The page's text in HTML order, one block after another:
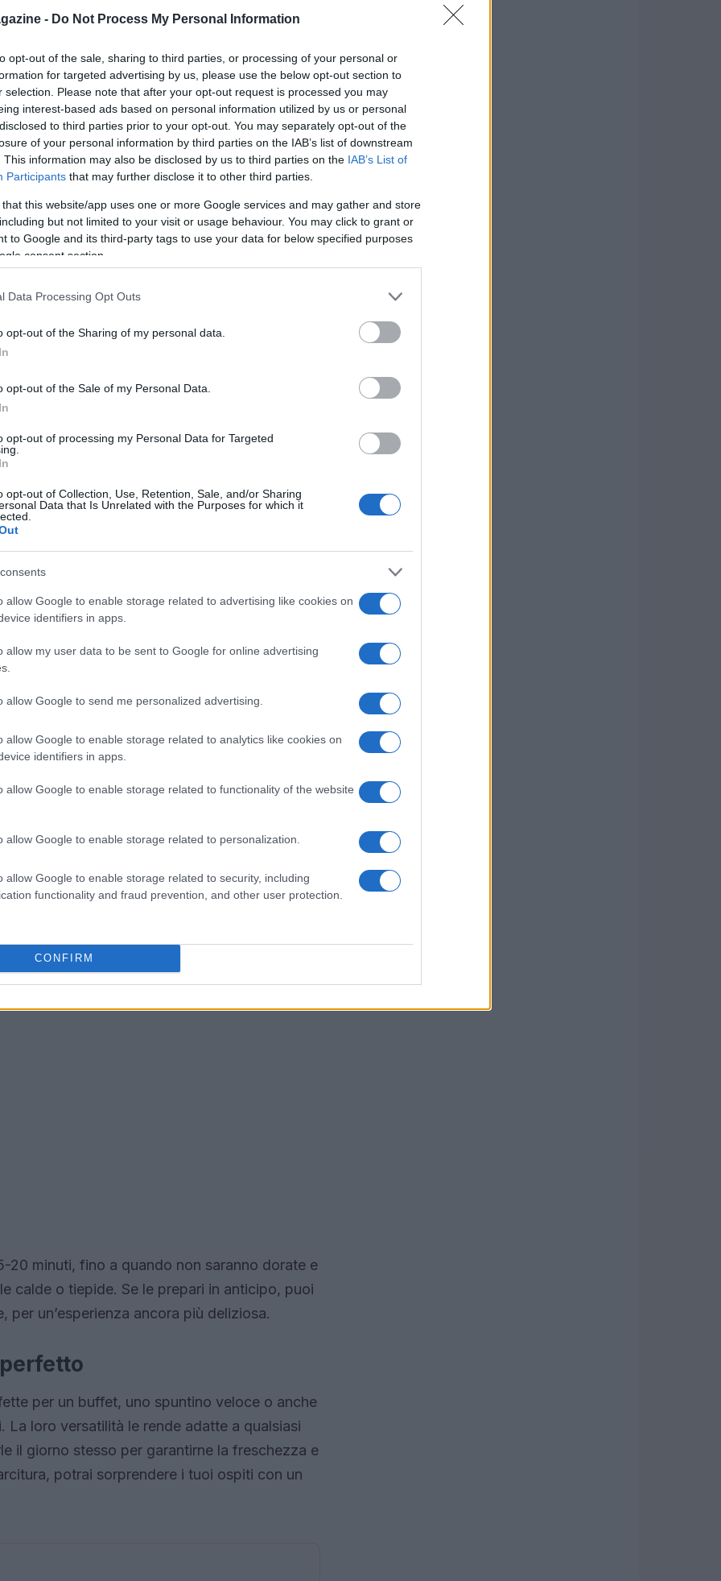
- Do Not Process My Personal Information
opt-out of the sale, sharing to third parties, or processing of your personal or
for targeted advertising by us, please use the below opt-out section to
selection. Please note that after your opt-out request is processed you may
interest-based ads based on personal information utilized by us or personal
to third parties prior to your opt-out. You may separately opt-out of the
of your personal information by third parties on the IAB’s list of downstream
This information may also be disclosed by us to third parties on the IAB’s List of
Participants that may further disclose it to other third parties.
that this website/app uses one or more Google services and may gather and store
but not limited to your visit or usage behaviour. You may click to grant or
to Google and its third-party tags to use your data for below specified purposes
consent section.
Data Processing Opt Outs
opt-out of the Sharing of my personal data.
opt-out of the Sale of my Personal Data.
opt-out of processing my Personal Data for Targeted
opt-out of Collection, Use, Retention, Sale, and/or Sharing
Data that Is Unrelated with the Purposes for which it
allow Google to enable storage related to advertising like cookies on
identifiers in apps.
allow my user data to be sent to Google for online advertising
allow Google to send me personalized advertising.
allow Google to enable storage related to analytics like cookies on
identifiers in apps.
allow Google to enable storage related to functionality of the website
allow Google to enable storage related to personalization.
allow Google to enable storage related to security, including
functionality and fraud prevention, and other user protection.
CONFIRM
scelta ideale per chi desidera un antipasto
cucina. Con soli tre ingredienti principali,
in meno di 30 minuti. Gli ingredienti
per torte salate. A questi, puoi aggiungere
mozzarella, olive e altri ingredienti che
preriscalda il forno
greco e mescola con una forchetta fino a
impasta con le mani fino a
l’impasto risulta troppo appiccicoso, non
superficie piana e stendilo a uno spessore di
rotondo per ricavare le pizzette e
Non dimenticare di riutilizzare l’impasto
un cucchiaino di salsa di pomodoro su
di mozzarella ben sgocciolata, un pizzico
Se desideri, puoi personalizzare le
sott’olio, prosciutto o carciofini, rendendole
20 minuti, fino a quando non saranno dorate e
calde o tiepide. Se le prepari in anticipo, puoi
per un’esperienza ancora più deliziosa.
per un buffet, uno spuntino veloce o anche
La loro versatilità le rende adatte a qualsiasi
il giorno stesso per garantirne la freschezza e
potrai sorprendere i tuoi ospiti con un